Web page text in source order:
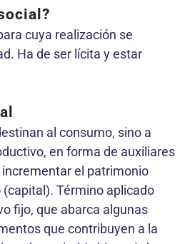
cuya realización se
Ha de ser lícita y estar
al consumo, sino a
en forma de auxiliares
el patrimonio
Término aplicado
fijo, que abarca algunas
que contribuyen a la